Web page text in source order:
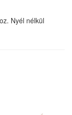
Nyél nélkül